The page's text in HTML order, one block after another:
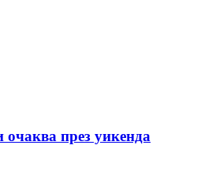
през уикенда